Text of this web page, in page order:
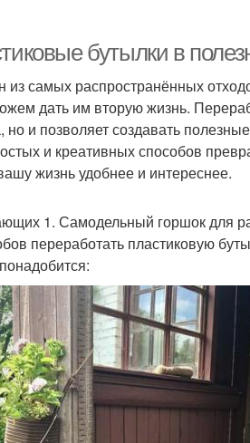
бутылки в
самых распространённых
дать им вторую жизнь.
но и позволяет создавать
и креативных способов
жизнь удобнее и интереснее.
1. Самодельный горшок для
переработать пластиковую